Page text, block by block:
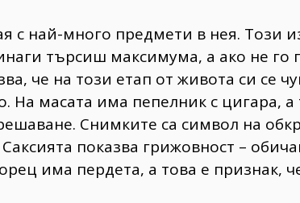
с най-много предмети в нея. Този
търсиш максимума, а ако не го
че на този етап от живота си се
масата има пепелник с цигара, а
Снимките са символ на
показва грижовност –
има пердета, а това е признак,